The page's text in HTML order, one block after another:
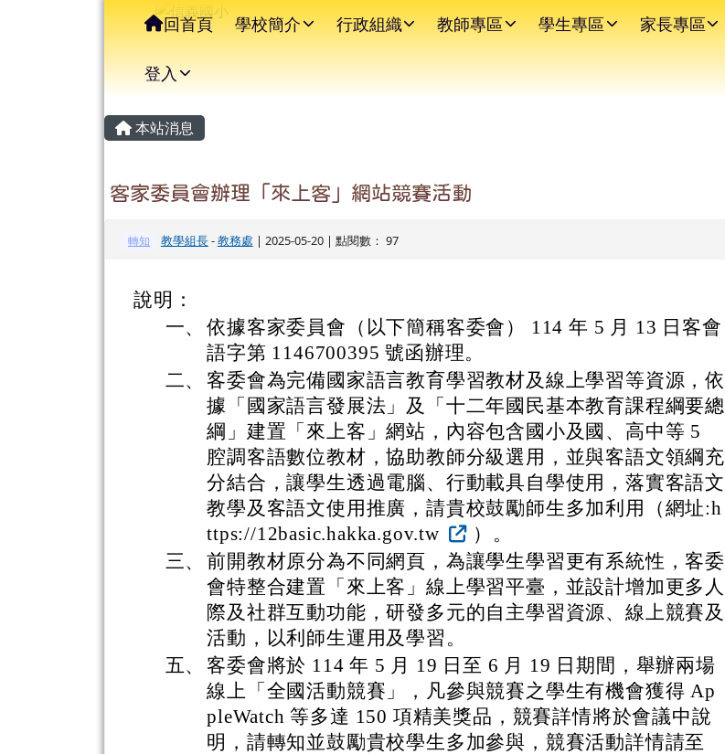
信義國小導覽列
回首頁 學校簡介 行政組織 教師專區 學生專區 家長專區
登入
主內容區域
本站消息
客家委員會辦理「來上客」網站競賽活動
轉知 教學組長-教務處 | 2025-05-20 | 點閱數： 97
說明：
一、 依據客家委員會（以下簡稱客委會） 114 年 5 月 13 日客會
語字第 1146700395 號函辦理。
二、 客委會為完備國家語言教育學習教材及線上學習等資源，依
據「國家語言發展法」及「十二年國民基本教育課程綱要總
綱」建置「來上客」網站，內容包含國小及國、高中等 5
腔調客語數位教材，協助教師分級選用，並與客語文領綱充
分結合，讓學生透過電腦、行動載具自學使用，落實客語文
教學及客語文使用推廣，請貴校鼓勵師生多加利用（網址:h
ttps://12basic.hakka.gov.tw
）。
三、 前開教材原分為不同網頁，為讓學生學習更有系統性，客委
會特整合建置「來上客」線上學習平臺，並設計增加更多人
際及社群互動功能，研發多元的自主學習資源、線上競賽及
活動，以利師生運用及學習。
五、 客委會將於 114 年 5 月 19 日至 6 月 19 日期間，舉辦兩場
線上「全國活動競賽」，凡參與競賽之學生有機會獲得 Ap
pleWatch 等多達 150 項精美獎品，競賽詳情將於會議中說
明，請轉知並鼓勵貴校學生多加參與，競賽活動詳情請至
頁尾區域